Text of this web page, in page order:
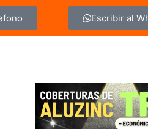
Escribir al